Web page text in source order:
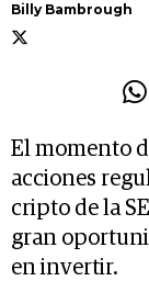
Billy Bambrough
El momento
acciones
cripto de la
gran
en invertir.